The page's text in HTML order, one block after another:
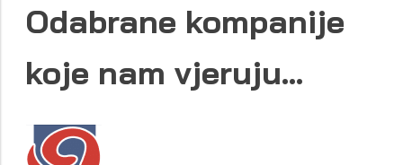
Odabrane kompanije
koje nam vjeruju...